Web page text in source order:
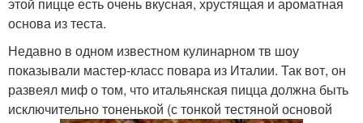
основа из теста.
Недавно в одном известном кулинарном тв шоу
показывали мастер-класс повара из Италии. Так вот, он
развеял миф о том, что итальянская пицца должна быть
исключительно тоненькой (с тонкой тестяной основой